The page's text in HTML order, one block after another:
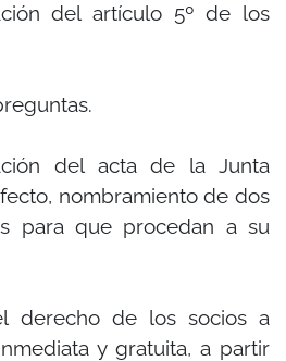
del artículo 5º de los
del acta de la Junta
nombramiento de dos
para que procedan a su
derecho de los socios a
y gratuita, a partir